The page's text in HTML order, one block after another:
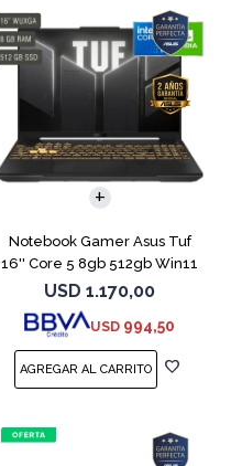
Notebook Gamer Asus Tuf
16'' Core 5 8gb 512gb Win11
Rtx3050
USD 1.170,00
USD 994,50
COMPARAR